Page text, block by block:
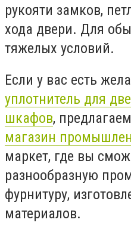
рукояти замков,
хода двери. Для
тяжелых условий.
Если у вас есть
уплотнитель для
шкафов,
магазин
маркет, где вы
разнообразную
фурнитуру,
материалов.